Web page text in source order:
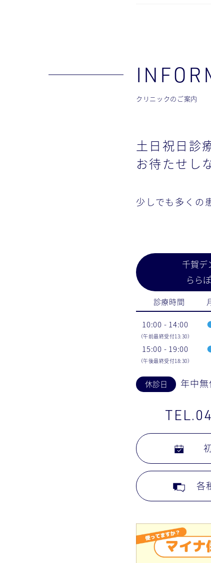
クリニックのご案内
土日祝日診
お待たせし
少しでも多くの
千賀デ
らら
診療時間
10:00 - 14:00
（午前最終受付13:30）
15:00 - 19:00
（午後最終受付18:30）
休診日 年中
各